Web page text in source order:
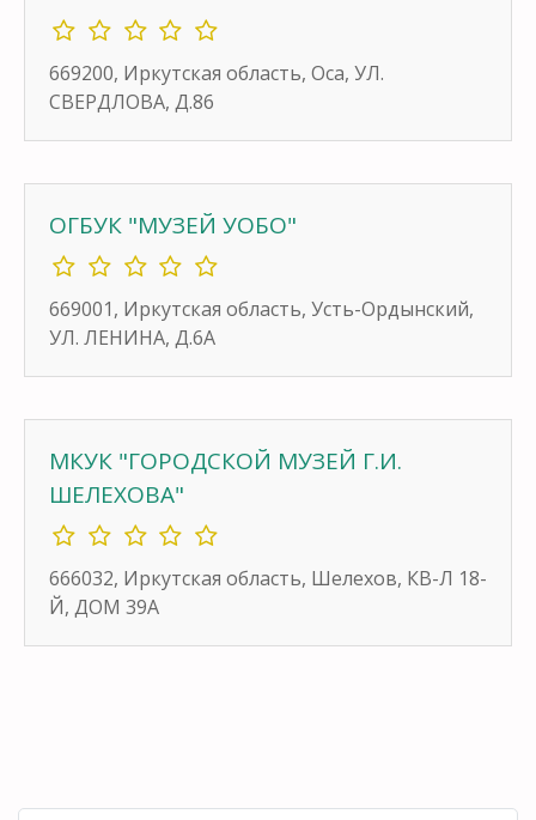
669200, Иркутская область, Оса, УЛ.
СВЕРДЛОВА, Д.86
ОГБУК "МУЗЕЙ УОБО"
669001, Иркутская область, Усть-Ордынский,
УЛ. ЛЕНИНА, Д.6А
МКУК "ГОРОДСКОЙ МУЗЕЙ Г.И.
ШЕЛЕХОВА"
666032, Иркутская область, Шелехов, КВ-Л 18-
Й, ДОМ 39А